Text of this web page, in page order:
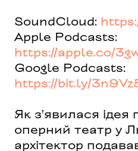
SoundCloud:
Apple Podcasts:
https://apple.co/
Google Podcasts:
https://bit.ly/
Як з'явилася ідея
оперний театр у
архітектор